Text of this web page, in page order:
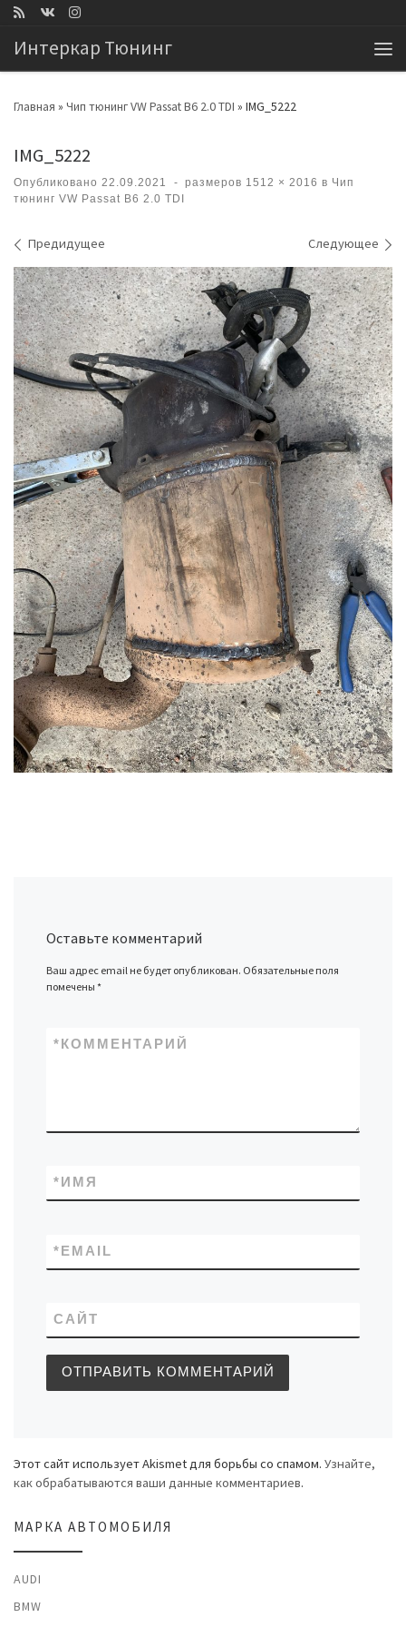
Интеркар Тюнинг
Главная » Чип тюнинг VW Passat B6 2.0 TDI » IMG_5222
IMG_5222
Опубликовано 22.09.2021 - размеров 1512 × 2016 в Чип
тюнинг VW Passat B6 2.0 TDI
Навигация по изображениям
Предидущее Следующее
Оставьте комментарий
Ваш адрес email не будет опубликован. Обязательные поля
помечены*
КОММЕНТАРИЙ
*
ИМЯ
*
EMAIL
*
САЙТ
Этот сайт использует Akismet для борьбы со спамом. Узнайте,
как обрабатываются ваши данные комментариев.
МАРКА АВТОМОБИЛЯ
AUDI
BMW